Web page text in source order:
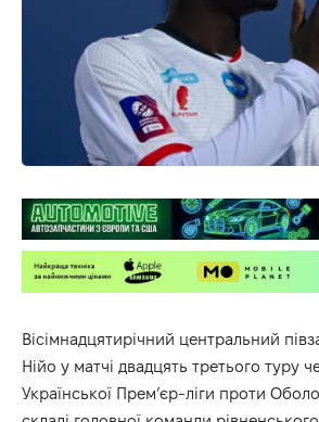
Вісімнадцятирічний центральний
Нійо у матчі двадцять третього туру
Української Прем’єр-ліги проти